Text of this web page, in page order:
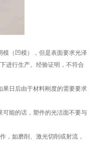
模（凹模），但是表面要求光泽
进行生产。经验证明，不符合
果日后由于材料刚度的需要要求
可能的话，塑件的光洁面不要与
，如磨削、激光切削或射流，